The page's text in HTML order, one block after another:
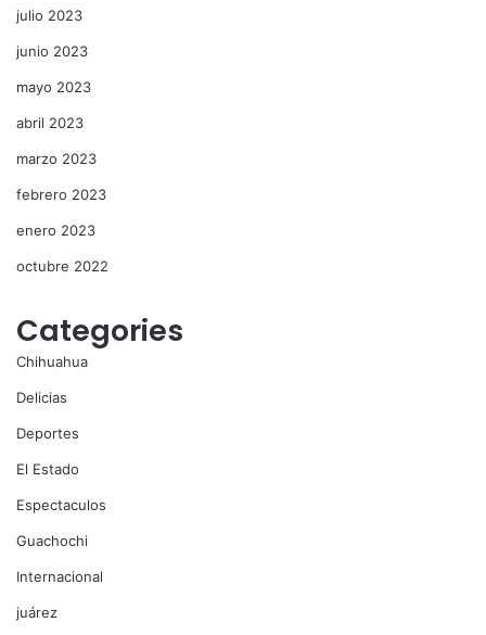
julio 2023
junio 2023
mayo 2023
abril 2023
marzo 2023
febrero 2023
enero 2023
octubre 2022
Categories
Chihuahua
Delicias
Deportes
El Estado
Espectaculos
Guachochi
Internacional
juárez